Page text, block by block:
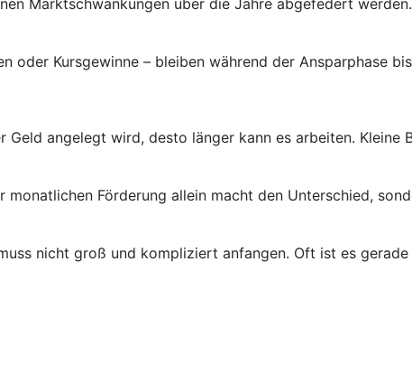
oder Kursgewinne – bleiben während der Ansparphase
angelegt wird, desto länger kann es arbeiten. Kleine
Förderung allein macht den Unterschied,
nicht groß und kompliziert anfangen. Oft ist es